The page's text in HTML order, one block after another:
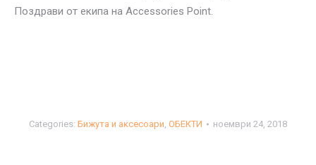
Поздрави от екипа на Accessories Point.
Categories: Бижута и аксесоари, ОБЕКТИ ноември 24, 2018